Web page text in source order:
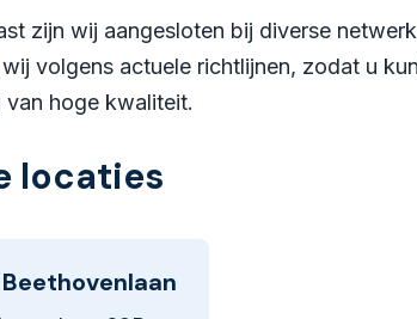
zijn wij aangesloten bij diverse
volgens actuele richtlijnen, zodat u
van hoge kwaliteit.
locaties